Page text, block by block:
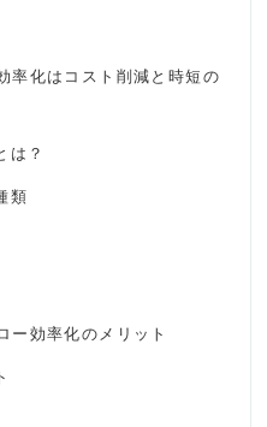
率化はコスト削減と時短の
は？
類
ー効率化のメリット